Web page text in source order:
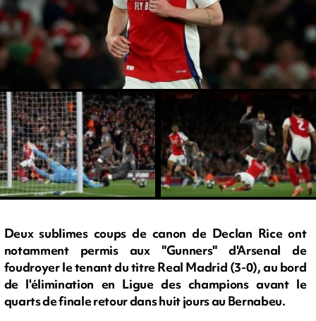
Deux sublimes coups de canon de Declan Rice ont
notamment permis aux "Gunners" d'Arsenal de
foudroyer le tenant du titre Real Madrid (3-0), au bord
de l'élimination en Ligue des champions avant le
quarts de finale retour dans huit jours au Bernabeu.